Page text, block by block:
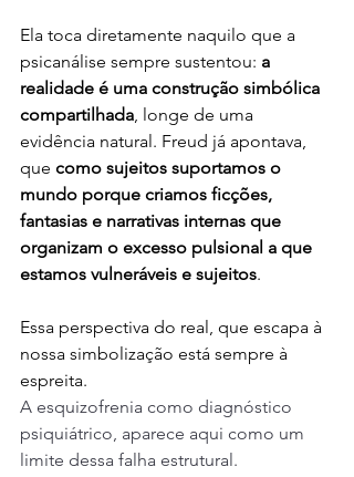
Ela toca diretamente naquilo que a
psicanálise sempre sustentou: a
realidade é uma construção simbólica
compartilhada, longe de uma
evidência natural. Freud já apontava,
que como sujeitos suportamos o
mundo porque criamos ficções,
fantasias e narrativas internas que
organizam o excesso pulsional a que
estamos vulneráveis e sujeitos.
Essa perspectiva do real, que escapa à
nossa simbolização está sempre à
espreita.
A esquizofrenia como diagnóstico
psiquiátrico, aparece aqui como um
limite dessa falha estrutural.